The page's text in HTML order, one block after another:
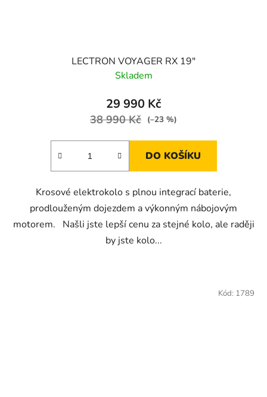
LECTRON VOYAGER RX 19″
Skladem
29 990 Kč
38 990 Kč (–23 %)
DO KOŠÍKU
Krosové elektrokolo s plnou integrací baterie,
prodlouženým dojezdem a výkonným nábojovým
motorem. Našli jste lepší cenu za stejné kolo, ale raději
by jste kolo...
Kód: 1789